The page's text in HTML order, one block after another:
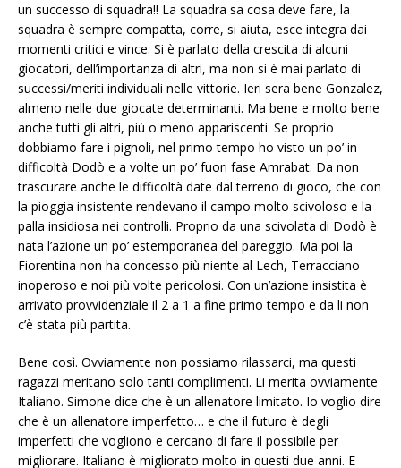
un successo di squadra!! La squadra sa cosa deve fare, la
squadra è sempre compatta, corre, si aiuta, esce integra dai
momenti critici e vince. Si è parlato della crescita di alcuni
giocatori, dell’importanza di altri, ma non si è mai parlato di
successi/meriti individuali nelle vittorie. Ieri sera bene Gonzalez,
almeno nelle due giocate determinanti. Ma bene e molto bene
anche tutti gli altri, più o meno appariscenti. Se proprio
dobbiamo fare i pignoli, nel primo tempo ho visto un po’ in
difficoltà Dodò e a volte un po’ fuori fase Amrabat. Da non
trascurare anche le difficoltà date dal terreno di gioco, che con
la pioggia insistente rendevano il campo molto scivoloso e la
palla insidiosa nei controlli. Proprio da una scivolata di Dodò è
nata l’azione un po’ estemporanea del pareggio. Ma poi la
Fiorentina non ha concesso più niente al Lech, Terracciano
inoperoso e noi più volte pericolosi. Con un’azione insistita è
arrivato provvidenziale il 2 a 1 a fine primo tempo e da li non
c’è stata più partita.
Bene così. Ovviamente non possiamo rilassarci, ma questi
ragazzi meritano solo tanti complimenti. Li merita ovviamente
Italiano. Simone dice che è un allenatore limitato. Io voglio dire
che è un allenatore imperfetto… e che il futuro è degli
imperfetti che vogliono e cercano di fare il possibile per
migliorare. Italiano è migliorato molto in questi due anni. E